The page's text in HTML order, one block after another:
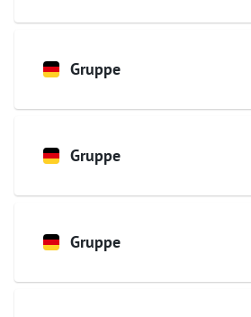
Gruppe
Gruppe
Gruppe